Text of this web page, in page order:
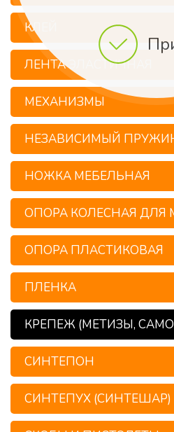
КЛЕЙ
ЛЕНТА ЭЛАСТИЧНАЯ
МЕХАНИЗМЫ
НЕЗАВИСИМЫЙ
НОЖКА МЕБЕЛЬНАЯ
ОПОРА КОЛЕСНАЯ ДЛЯ
ОПОРА ПЛАСТИКОВАЯ
ПЛЕНКА
КРЕПЕЖ (МЕТИЗЫ,
СИНТЕПОН
СИНТЕПУХ (СИНТЕШАР)